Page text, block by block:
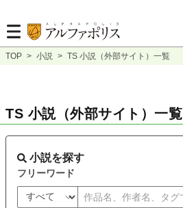
TOP > 小説 > TS 小説（外部サイト）一覧
TS 小説（外部サイト）一覧
小説を探す
フリーワード